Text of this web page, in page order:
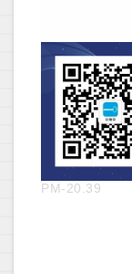
PM-20.39